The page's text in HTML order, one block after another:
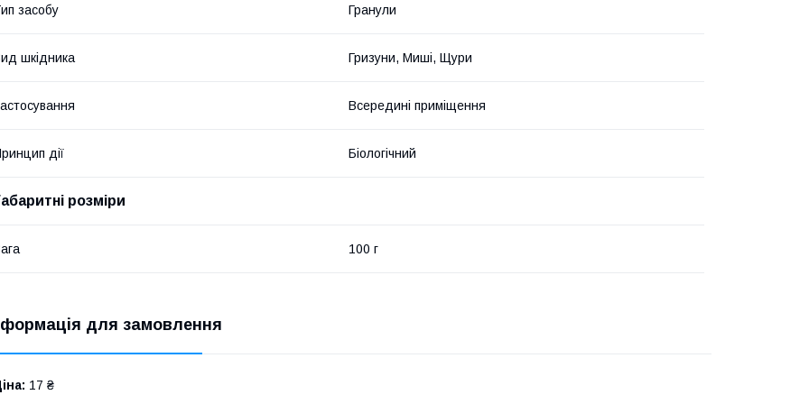
засобу Гранули
шкідника Гризуни, Миші, Щури
Всередині приміщення
дії Біологічний
розміри
100 г
для замовлення
17 ₴